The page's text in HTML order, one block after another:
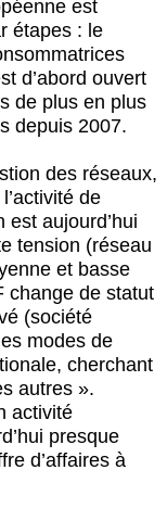
est
étapes : le
d’abord ouvert
de plus en plus
depuis 2007.
des réseaux,
de
aujourd’hui
tension (réseau
et basse
change de statut
(société
modes de
cherchant
autres ».
activité
presque
d’affaires à